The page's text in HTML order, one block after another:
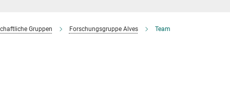
Gruppen Forschungsgruppe Alves Team